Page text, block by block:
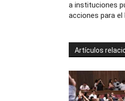
a instituciones
acciones para
Artículos